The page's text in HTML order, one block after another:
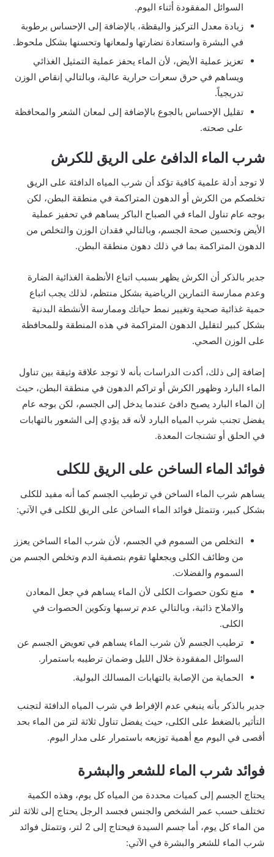
السوائل المفقودة أثناء اليوم.
زيادة معدل التركيز واليقظة، بالإضافة إلى الإحساس برطوبة
في البشرة واستعادة نضارتها ولمعانها وتحسنها بشكل ملحوظ.
تعزيز عملية الأيض، لأن الماء يحفز عملية التمثيل الغذائي
ويساهم في حرق سعرات حرارية عالية، وبالتالي إنقاص الوزن
تدريجياً.
تقليل الإحساس بالجوع بالإضافة إلى لمعان الشعر والمحافظة
على صحته.
شرب الماء الدافئ على الريق للكرش
لا توجد أدلة علمية كافية تؤكد أن شرب المياه الدافئة على الريق
تخلصكم من الكرش أو الدهون المتراكمة في منطقة البطن، لكن
بوجه عام تناول الماء في الصباح الباكر يساهم في تحفيز عملية
الأيض وتحسين صحة الجسم، وبالتالي فقدان الوزن والتخلص من
الدهون المتراكمة بما في ذلك دهون منطقة البطن.
جدير بالذكر أن الكرش يظهر بسبب اتباع الأنظمة الغذائية الضارة
وعدم ممارسة التمارين الرياضية بشكل منتظم، لذلك يجب اتباع
حمية غذائية صحية وتغيير نمط حياتك وممارسة الأنشطة البدنية
بشكل كبير لتقليل الدهون المتراكمة في هذه المنطقة وللمحافظة
على الوزن الصحي.
إضافة إلى ذلك، أكدت الدراسات بأنه لا توجد علاقة وثيقة بين تناول
الماء البارد وظهور الكرش أو تراكم الدهون في منطقة البطن، حيث
إن الماء البارد يصبح دافئ عندما يدخل إلى الجسم، لكن بوجه عام
يفضل تجنب شرب المياه البارد لأنه قد يؤدي إلى الشعور بالتهابات
في الحلق أو تشنجات المعدة.
فوائد الماء الساخن على الريق للكلى
يساهم شرب الماء الساخن في ترطيب الجسم كما أنه مفيد للكلى
بشكل كبير، وتتمثل فوائد الماء الساخن على الريق للكلى في الآتي:
التخلص من السموم في الجسم، لأن شرب الماء الساخن يعزز
من وظائف الكلى ويجعلها تقوم بتصفية الدم وتخلص الجسم من
السموم والفضلات.
منع تكون حصوات الكلى لأن الماء يساهم في جعل المعادن
والاملاح ذائبة، وبالتالي عدم ترسبها وتكوين الحصوات في
الكلى.
ترطيب الجسم لأن شرب الماء يساهم في تعويض الجسم عن
السوائل المفقودة خلال الليل وضمان ترطيبه باستمرار.
الحماية من الإصابة بالتهابات المسالك البولية.
جدير بالذكر بأنه ينبغي عدم الإفراط في شرب المياه الدافئة لتجنب
التأثير بالضغط على الكلى، حيث يفضل تناول ثلاثة لتر من الماء بحد
أقصى في اليوم مع أهمية توزيعه باستمرار على مدار اليوم.
فوائد شرب الماء للشعر والبشرة
يحتاج الجسم إلى كميات محددة من المياه كل يوم، وهذه الكمية
تختلف حسب عمر الشخص والجنس فجسد الرجل يحتاج إلى ثلاثة لتر
من الماء كل يوم، أما جسم السيدة فيحتاج إلى 2 لتر، وتتمثل فوائد
شرب الماء للشعر والبشرة في الآتي: